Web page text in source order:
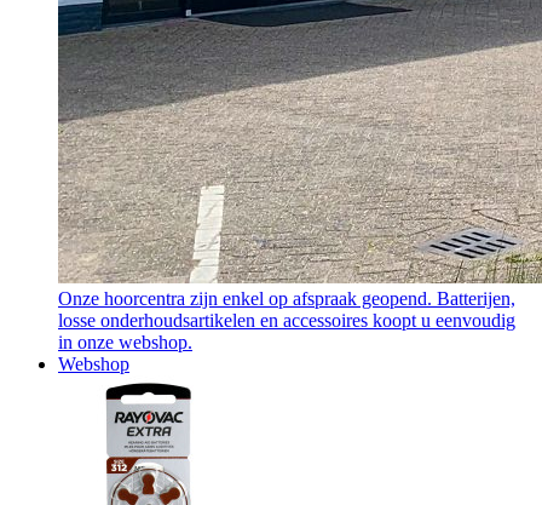
Onze hoorcentra zijn enkel op afspraak geopend. Batterijen,
losse onderhoudsartikelen en accessoires koopt u eenvoudig
in onze webshop.
Webshop